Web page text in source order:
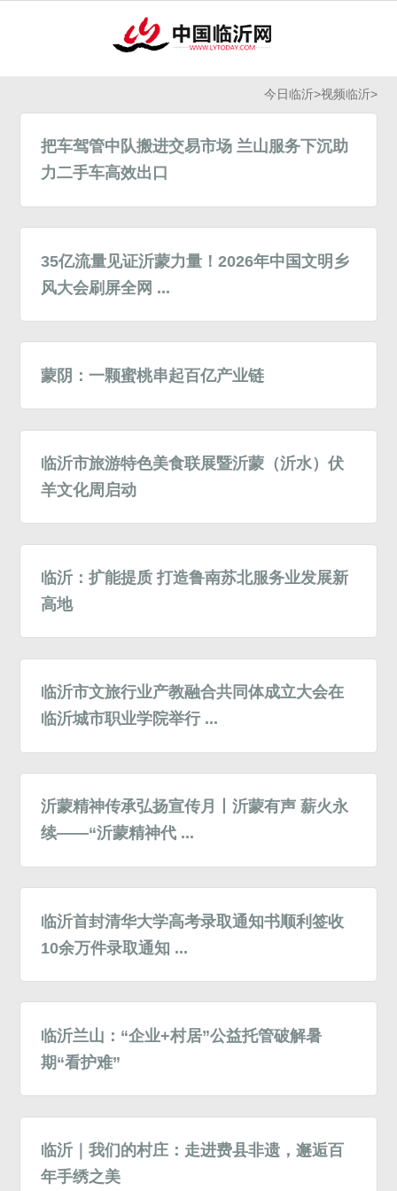
今日临沂>视频临沂>
把车驾管中队搬进交易市场 兰山服务下沉助
力二手车高效出口
35亿流量见证沂蒙力量！2026年中国文明乡
风大会刷屏全网 ...
蒙阴：一颗蜜桃串起百亿产业链
临沂市旅游特色美食联展暨沂蒙（沂水）伏
羊文化周启动
临沂：扩能提质 打造鲁南苏北服务业发展新
高地
临沂市文旅行业产教融合共同体成立大会在
临沂城市职业学院举行 ...
沂蒙精神传承弘扬宣传月丨沂蒙有声 薪火永
续——“沂蒙精神代 ...
临沂首封清华大学高考录取通知书顺利签收
10余万件录取通知 ...
临沂兰山：“企业+村居”公益托管破解暑
期“看护难”
临沂｜我们的村庄：走进费县非遗，邂逅百
年手绣之美